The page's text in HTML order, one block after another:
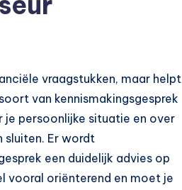
vraagstukken, maar helpt
van kennismakingsgesprek
je persoonlijke situatie en over
sluiten. Er wordt
een duidelijk advies op
vooral oriënterend en moet je